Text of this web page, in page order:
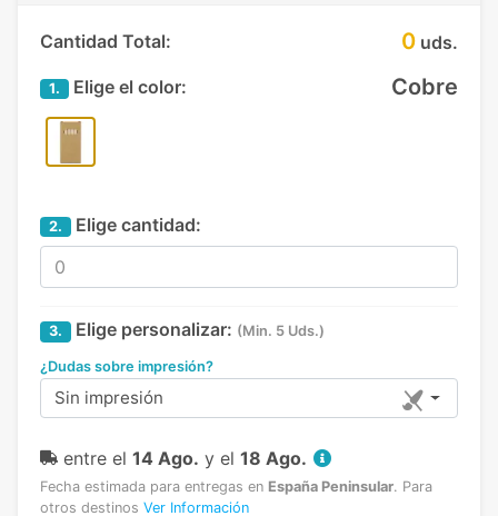
Cantidad Total: 0 uds.
1. Elige el color: Cobre
2. Elige cantidad:
3. Elige personalizar: (Min. 5 Uds.)
¿Dudas sobre impresión?
Sin impresión
entre el 14 Ago. y el 18 Ago.
Fecha estimada para entregas en España Peninsular. Para
otros destinos Ver Información